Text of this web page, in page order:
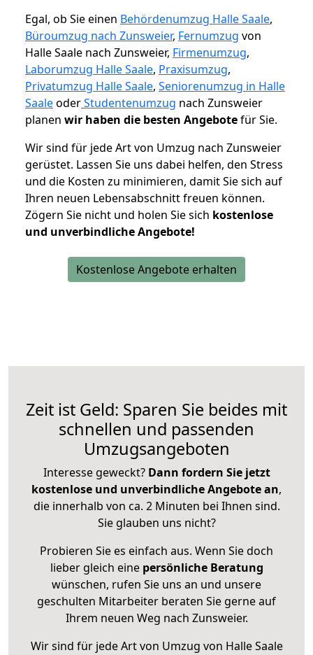
Egal, ob Sie einen Behördenumzug Halle Saale,
Büroumzug nach Zunsweier, Fernumzug von
Halle Saale nach Zunsweier, Firmenumzug,
Laborumzug Halle Saale, Praxisumzug,
Privatumzug Halle Saale, Seniorenumzug in Halle
SaaleoderStudentenumzug nach Zunsweier
planen wir haben die besten Angebotefür Sie.
Wir sind für jede Art von Umzug nach Zunsweier
gerüstet. Lassen Sie uns dabei helfen, den Stress
und die Kosten zu minimieren, damit Sie sich auf
Ihren neuen Lebensabschnitt freuen können.
Zögern Sie nicht und holen Sie sich kostenlose
und unverbindliche Angebote!
Kostenlose Angebote erhalten
Zeit ist Geld: Sparen Sie beides mit
schnellen und passenden
Umzugsangeboten
Interesse geweckt? Dann fordern Sie jetzt
kostenlose und unverbindliche Angebote an,
die innerhalb von ca. 2 Minuten bei Ihnen sind.
Sie glauben uns nicht?
Probieren Sie es einfach aus. Wenn Sie doch
lieber gleich eine persönliche Beratung
wünschen, rufen Sie uns an und unsere
geschulten Mitarbeiter beraten Sie gerne auf
Ihrem neuen Weg nach Zunsweier.
Wir sind für jede Art von Umzug von Halle Saale